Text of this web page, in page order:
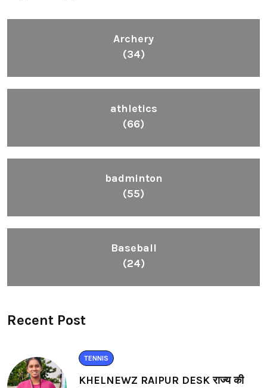
Archery
(34)
athletics
(66)
badminton
(55)
Baseball
(24)
Recent Post
TENNIS
KHELNEWZ RAIPUR DESK राज्य की